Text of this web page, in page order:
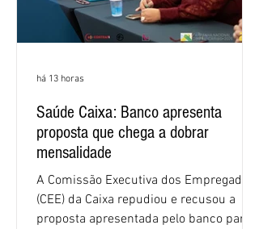
Saúde Caixa: Banco apresenta
proposta que chega a dobrar
mensalidade
A Comissão Executiva dos Empregados
(CEE) da Caixa repudiou e recusou a
proposta apresentada pelo banco para o
há 13 horas